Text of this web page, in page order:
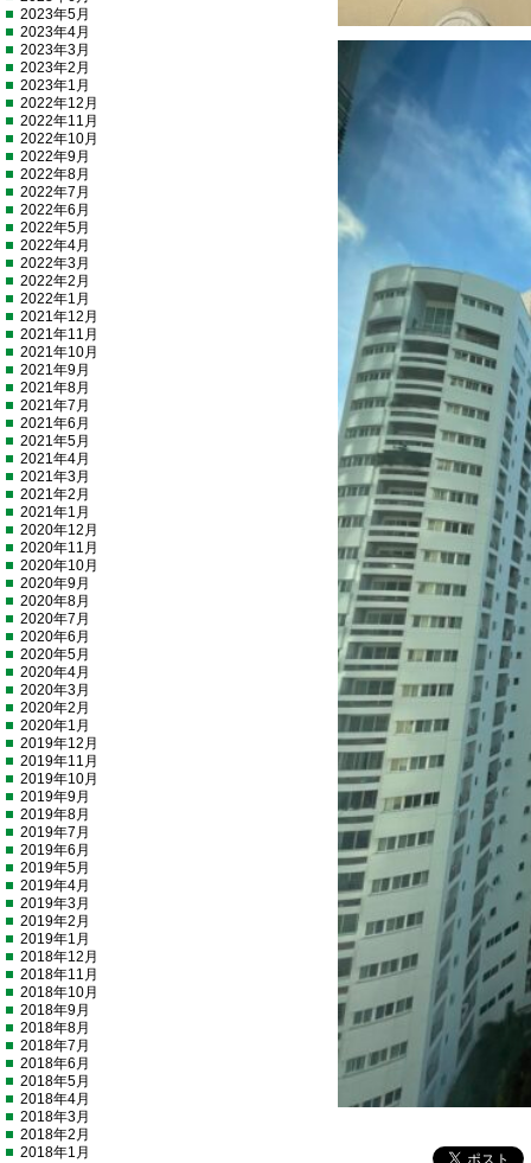
2023年5月
2023年4月
2023年3月
2023年2月
2023年1月
2022年12月
2022年11月
2022年10月
2022年9月
2022年8月
2022年7月
2022年6月
2022年5月
2022年4月
2022年3月
2022年2月
2022年1月
2021年12月
2021年11月
2021年10月
2021年9月
2021年8月
2021年7月
2021年6月
2021年5月
2021年4月
2021年3月
2021年2月
2021年1月
2020年12月
2020年11月
2020年10月
2020年9月
2020年8月
2020年7月
2020年6月
2020年5月
2020年4月
2020年3月
2020年2月
2020年1月
2019年12月
2019年11月
2019年10月
2019年9月
2019年8月
2019年7月
2019年6月
2019年5月
2019年4月
2019年3月
2019年2月
2019年1月
2018年12月
2018年11月
2018年10月
2018年9月
2018年8月
2018年7月
2018年6月
2018年5月
2018年4月
2018年3月
2018年2月
2018年1月